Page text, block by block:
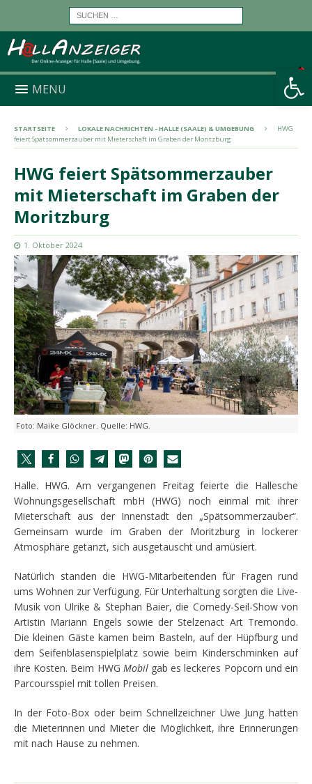
Werkzeugleiste öffnen
MENU
STARTSEITE LOKALE NACHRICHTEN - HALLE (SAALE) & UMGEBUNG
HWG
feiert Spätsommerzauber mit Mieterschaft im Graben der Moritzburg
HWG feiert Spätsommerzauber
mit Mieterschaft im Graben der
Moritzburg
1. Oktober 2024
Foto: Maike Glöckner. Quelle: HWG.
Halle. HWG. Am vergangenen Freitag feierte die Hallesche
Wohnungsgesellschaft mbH (HWG) noch einmal mit ihrer
Mieterschaft aus der Innenstadt den „Spätsommerzauber“.
Gemeinsam wurde im Graben der Moritzburg in lockerer
Atmosphäre getanzt, sich ausgetauscht und amüsiert.
Natürlich standen die HWG-Mitarbeitenden für Fragen rund
ums Wohnen zur Verfügung. Für Unterhaltung sorgten die Live-
Musik von Ulrike & Stephan Baier, die Comedy-Seil-Show von
Artistin Mariann Engels sowie der Stelzenact Art Tremondo.
Die kleinen Gäste kamen beim Basteln, auf der Hüpfburg und
dem Seifenblasenspielplatz sowie beim Kinderschminken auf
ihre Kosten. Beim HWG Mobil gab es leckeres Popcorn und ein
Parcoursspiel mit tollen Preisen.
In der Foto-Box oder beim Schnellzeichner Uwe Jung hatten
die Mieterinnen und Mieter die Möglichkeit, ihre Erinnerungen
mit nach Hause zu nehmen.